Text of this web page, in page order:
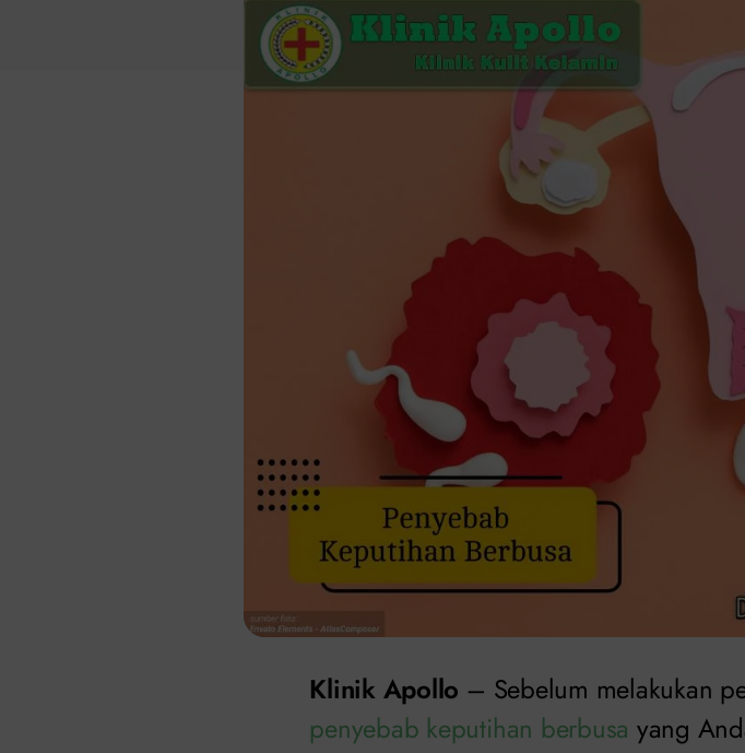
Klinik Apollo – Sebelum melakukan
penyebab keputihan berbusa yang